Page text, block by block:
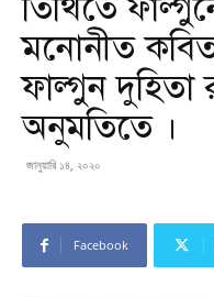
মনোনীত
ফাল্গুন
অনুমতিতে ।
জানুয়ারি ১৪, ২০২০
Facebook